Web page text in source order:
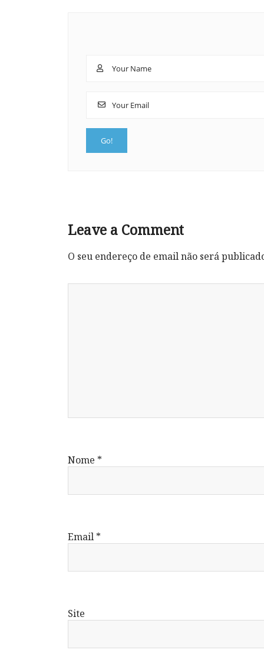
Leave a Comment
O seu endereço de email não será
Nome *
Email *
Site